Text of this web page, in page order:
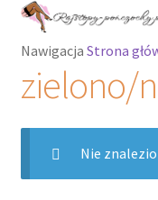
Przejdź
nawigacji
Przejdź
treści
Rajstopy
Rozwiń
menu
Pończochy i
zakolanówki
Nawigacja Strona
zielono/
Nie